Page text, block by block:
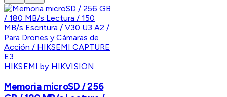
HIKSEMI by HIKVISION
Memoria microSD / 256